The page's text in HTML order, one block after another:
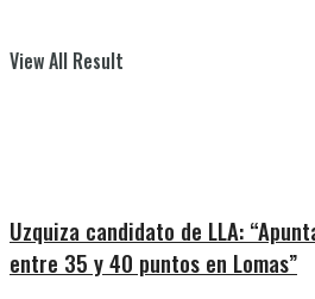
View All Result
Uzquiza candidato de LLA:
entre 35 y 40 puntos en Lomas”